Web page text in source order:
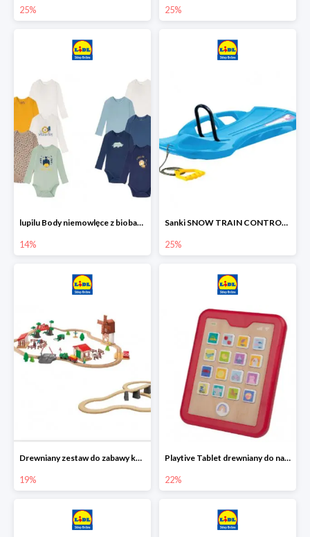
25% 25%
lupilu Body niemowlęce z biobawełny
14%
Sanki SNOW TRAIN CONTROL -25%
25%
Drewniany zestaw do zabawy kolejką - farma i wiadukt
19%
Playtive Tablet drewniany do nauki, interaktywny
22%